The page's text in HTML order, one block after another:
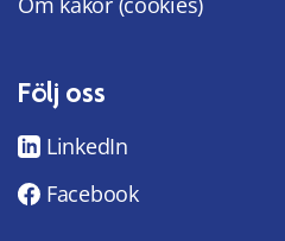
Följ oss
LinkedIn
Facebook